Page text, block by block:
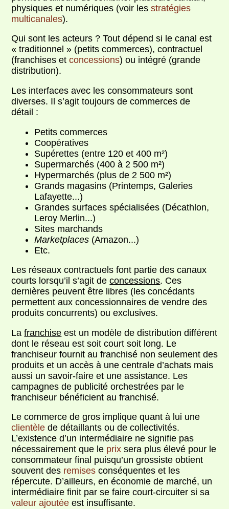
physiques et numériques (voir lesstratégies
multicanales).
Qui sont les acteurs ? Tout dépend si le canal est
« traditionnel » (petits commerces), contractuel
(franchises etconcessions) ou intégré (grande
distribution).
Les interfaces avec les consommateurs sont
diverses. Il s’agit toujours de commerces de
détail :
Petits commerces
Coopératives
Supérettes (entre 120 et 400 m²)
Supermarchés (400 à 2 500 m²)
Hypermarchés (plus de 2 500 m²)
Grands magasins (Printemps, Galeries
Lafayette...)
Grandes surfaces spécialisées (Décathlon,
Leroy Merlin...)
Sites marchands
Marketplaces(Amazon...)
Etc.
Les réseaux contractuels font partie des canaux
courts lorsqu’il s’agit deconcessions. Ces
dernières peuvent être libres (les concédants
permettent aux concessionnaires de vendre des
produits concurrents) ou exclusives.
Lafranchise est un modèle de distribution différent
dont le réseau est soit court soit long. Le
franchiseur fournit au franchisé non seulement des
produits et un accès à une centrale d’achats mais
aussi un savoir-faire et une assistance. Les
campagnes de publicité orchestrées par le
franchiseur bénéficient au franchisé.
Le commerce de gros implique quant à lui une
clientèle de détaillants ou de collectivités.
L’existence d’un intermédiaire ne signifie pas
nécessairement que le prix sera plus élevé pour le
consommateur final puisqu’un grossiste obtient
souvent des remises conséquentes et les
répercute. D’ailleurs, en économie de marché, un
intermédiaire finit par se faire court-circuiter si sa
valeur ajoutée est insuffisante.